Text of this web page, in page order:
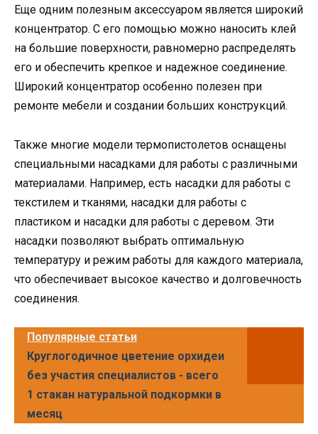
Еще одним полезным аксессуаром является широкий
концентратор. С его помощью можно наносить клей
на большие поверхности, равномерно распределять
его и обеспечить крепкое и надежное соединение.
Широкий концентратор особенно полезен при
ремонте мебели и создании больших конструкций.
Также многие модели термопистолетов оснащены
специальными насадками для работы с различными
материалами. Например, есть насадки для работы с
текстилем и тканями, насадки для работы с
пластиком и насадки для работы с деревом. Эти
насадки позволяют выбрать оптимальную
температуру и режим работы для каждого материала,
что обеспечивает высокое качество и долговечность
соединения.
Популярные статьи
Круглогодичное цветение орхидеи
без участия специалистов - всего
1 стакан натуральной подкормки в
месяц